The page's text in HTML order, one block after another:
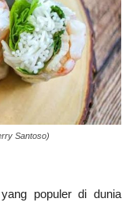
Santoso)
populer di dunia